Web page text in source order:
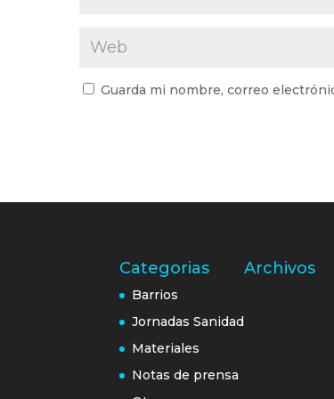
Guarda mi nombre, correo
Categorias
Barrios
Jornadas Sanidad
Materiales
Notas de prensa
Archivos